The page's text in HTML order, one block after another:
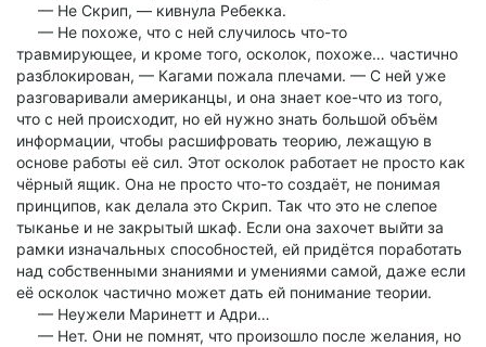
— Не Скрип, — кивнула Ребекка.
— Не похоже, что с ней случилось что-то
травмирующее, и кроме того, осколок, похоже… частично
разблокирован, — Кагами пожала плечами. — С ней уже
разговаривали американцы, и она знает кое-что из того,
что с ней происходит, но ей нужно знать большой объём
информации, чтобы расшифровать теорию, лежащую в
основе работы её сил. Этот осколок работает не просто как
чёрный ящик. Она не просто что-то создаёт, не понимая
принципов, как делала это Скрип. Так что это не слепое
тыканье и не закрытый шкаф. Если она захочет выйти за
рамки изначальных способностей, ей придётся поработать
над собственными знаниями и умениями самой, даже если
её осколок частично может дать ей понимание теории.
— Неужели Маринетт и Адри…
— Нет. Они не помнят, что произошло после желания, но